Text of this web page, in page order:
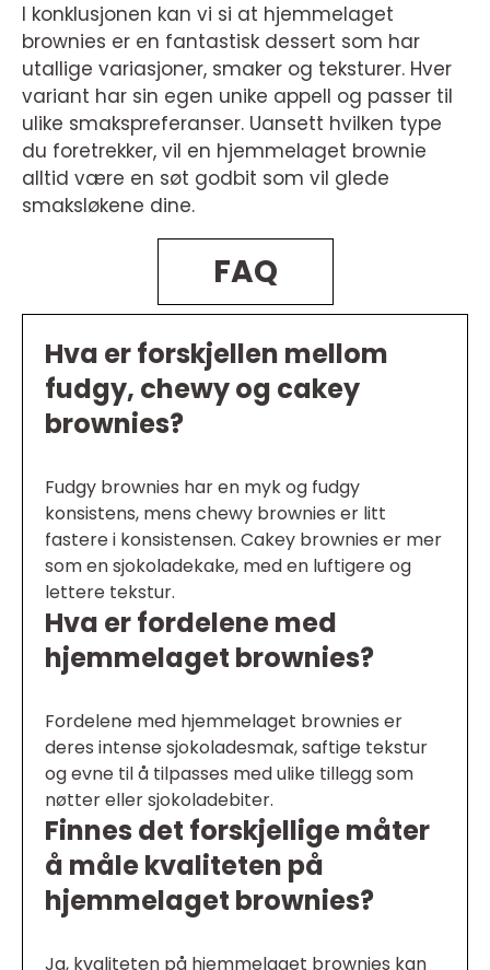
I konklusjonen kan vi si at hjemmelaget
brownies er en fantastisk dessert som har
utallige variasjoner, smaker og teksturer. Hver
variant har sin egen unike appell og passer til
ulike smakspreferanser. Uansett hvilken type
du foretrekker, vil en hjemmelaget brownie
alltid være en søt godbit som vil glede
smaksløkene dine.
FAQ
Hva er forskjellen mellom
fudgy, chewy og cakey
brownies?
Fudgy brownies har en myk og fudgy
konsistens, mens chewy brownies er litt
fastere i konsistensen. Cakey brownies er mer
som en sjokoladekake, med en luftigere og
lettere tekstur.
Hva er fordelene med
hjemmelaget brownies?
Fordelene med hjemmelaget brownies er
deres intense sjokoladesmak, saftige tekstur
og evne til å tilpasses med ulike tillegg som
nøtter eller sjokoladebiter.
Finnes det forskjellige måter
å måle kvaliteten på
hjemmelaget brownies?
Ja, kvaliteten på hjemmelaget brownies kan